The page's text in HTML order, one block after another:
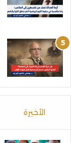
الأخيرة